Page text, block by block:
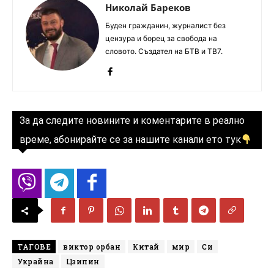
Николай Бареков
Буден гражданин, журналист без
цензура и борец за свобода на
словото. Създател на БТВ и ТВ7.
За да следите новините и коментарите в реално
време, абонирайте се за нашите канали ето тук
ТАГОВЕ виктор орбан Китай мир
Си
Украйна
Цзипин